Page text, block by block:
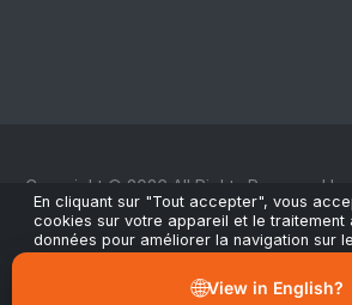
Copyright © 2026 All Rights Reserved by
Pty Ltd.
Conditions générales / Politique
Marques déposées
En cliquant sur "Tout accepter", vous
cookies sur votre appareil et le traitement
données pour améliorer la navigation sur
performance. Vous pouvez retirer votre
moment via le bouton "Gérer les
🌐View in English?